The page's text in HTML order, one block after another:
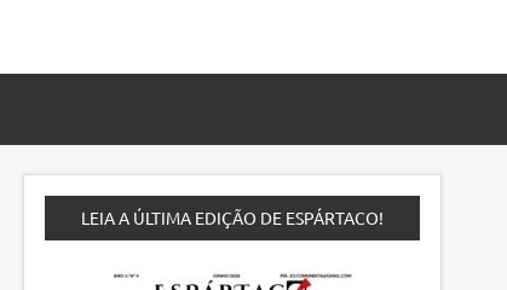
LEIA A ÚLTIMA EDIÇÃO DE ESPÁRTACO!